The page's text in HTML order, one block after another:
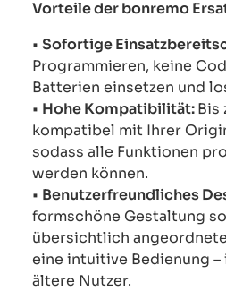
Vorteile der bonremo
• Sofortige
Programmieren, keine
Batterien einsetzen und
• Hohe Kompatibilität:Bis
kompatibel mit Ihrer
sodass alle Funktionen
werden können.
• Benutzerfreundliches
formschöne Gestaltung
übersichtlich
eine intuitive Bedienung –
ältere Nutzer.